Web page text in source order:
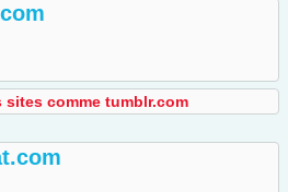
sites comme tumblr.com